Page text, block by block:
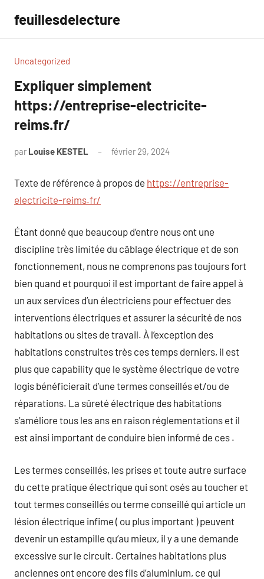
contenu
feuillesdelecture
Uncategorized
Expliquer simplement
https://entreprise-electricite-
reims.fr/
par Louise KESTEL février 29, 2024
Texte de référence à propos de https://entreprise-
electricite-reims.fr/
Étant donné que beaucoup d’entre nous ont une
discipline très limitée du câblage électrique et de son
fonctionnement, nous ne comprenons pas toujours fort
bien quand et pourquoi il est important de faire appel à
un aux services d’un électriciens pour effectuer des
interventions électriques et assurer la sécurité de nos
habitations ou sites de travail. À l’exception des
habitations construites très ces temps derniers, il est
plus que capability que le système électrique de votre
logis bénéficierait d’une termes conseillés et/ou de
réparations. La sûreté électrique des habitations
s’améliore tous les ans en raison réglementations et il
est ainsi important de conduire bien informé de ces .
Les termes conseillés, les prises et toute autre surface
du cette pratique électrique qui sont osés au toucher et
tout termes conseillés ou terme conseillé qui article un
lésion électrique infime ( ou plus important ) peuvent
devenir un estampille qu’au mieux, il y a une demande
excessive sur le circuit. Certaines habitations plus
anciennes ont encore des fils d’aluminium, ce qui